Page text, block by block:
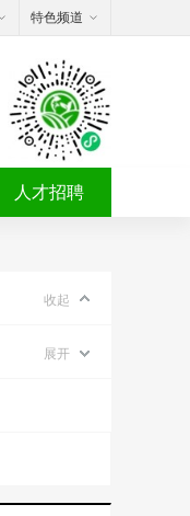
特色频道
人才招聘
收起
展开